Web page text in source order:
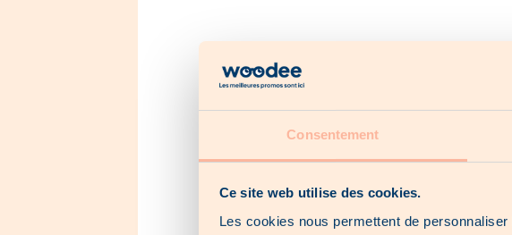
Consentement
Ce site web utilise des cookies.
Les cookies nous permettent de